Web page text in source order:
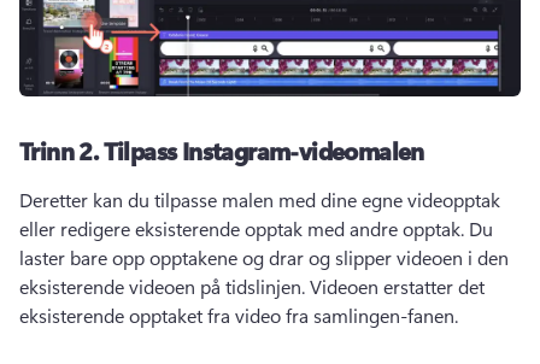
Trinn 2.Tilpass Instagram-videomalen
Deretter kan du tilpasse malen med dine egne videopptak
eller redigere eksisterende opptak med andre opptak. Du
laster bare opp opptakene og drar og slipper videoen i den
eksisterende videoen på tidslinjen. Videoen erstatter det
eksisterende opptaket fra video fra samlingen-fanen.